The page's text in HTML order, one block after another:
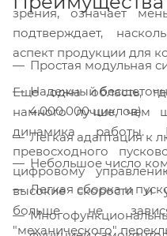
зрения, означает
подтверждает,
аспект продукции для
Еще одна область,
намного лучше, чем
динамика работы.
превосходного
цифровому
высокие скорости и
больше не
"механического"
Простая модульная
Надежный
4.000.000 циклов)
Легкая адаптация к
Небольшое число
Легкая сборка и